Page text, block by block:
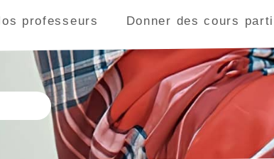
professeurs Donner des cours